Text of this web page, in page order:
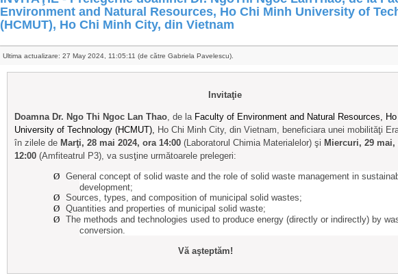
Environment and Natural Resources, Ho Chi Minh University of
(HCMUT), Ho Chi Minh City, din Vietnam
Ultima actualizare: 27 May 2024, 11:05:11 (de către Gabriela Pavelescu).
Invitaţie
Doamna Dr. Ngo Thi Ngoc Lan Thao, de la Faculty of Environment and Natural Resources,
University of Technology (HCMUT), Ho Chi Minh City, din Vietnam, beneficiara unei mobilităţi
în zilele de Marţi, 28 mai 2024, ora 14:00 (Laboratorul Chimia Materialelor) şi Miercuri, 29 mai,
12:00 (Amfiteatrul P3), va susţine următoarele prelegeri:
Ø
General concept of solid waste and the role of solid waste management in
development;
Ø
Sources, types, and composition of municipal solid wastes;
Ø
Quantities and properties of municipal solid waste;
Ø
The methods and technologies used to produce energy (directly or indirectly) by
conversion.
Vă aşteptăm!